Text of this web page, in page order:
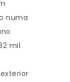
numa
mil